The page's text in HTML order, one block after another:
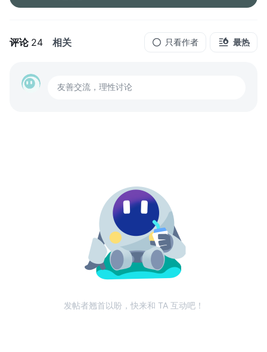
评论 24 相关 只看作者 最热
友善交流，理性讨论
发帖者翘首以盼，快来和 TA 互动吧！